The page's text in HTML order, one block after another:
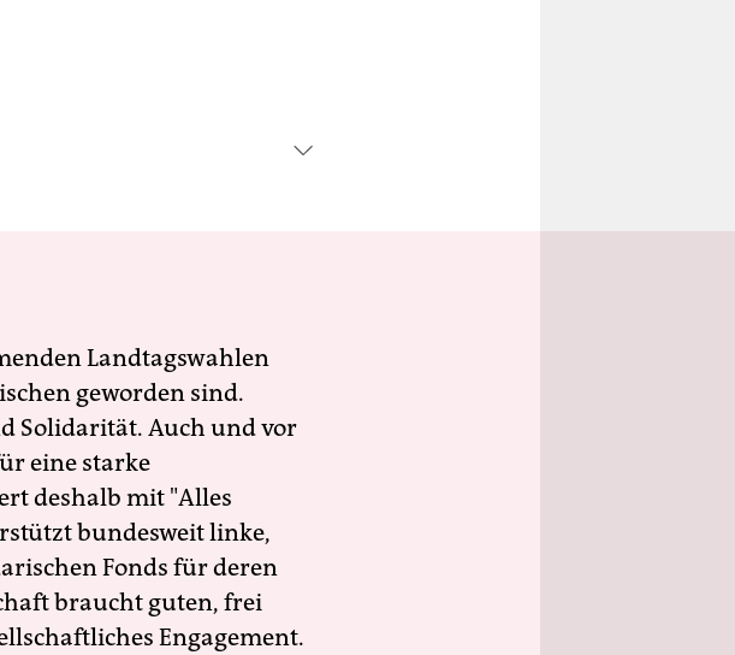
Landtagswahlen
geworden sind.
Solidarität. Auch und vor
eine starke
deshalb mit "Alles
bundesweit linke,
Fonds für deren
braucht guten, frei
Engagement.